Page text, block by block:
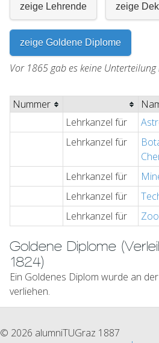
zeige Lehrende zeige
zeige Goldene Diplome
Vor 1865 gab es keine
Nummer
Lehrkanzel für
Lehrkanzel für
Lehrkanzel für
Lehrkanzel für
Lehrkanzel für
Goldene Diplome
1824)
Ein Goldenes Diplom wurde an
verliehen.
© 2026 alumniTUGraz 1887